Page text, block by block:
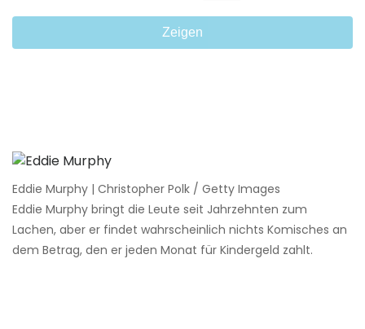
Zeigen
Eddie Murphy | Christopher Polk / Getty Images
Eddie Murphy bringt die Leute seit Jahrzehnten zum
Lachen, aber er findet wahrscheinlich nichts Komisches an
dem Betrag, den er jeden Monat für Kindergeld zahlt.